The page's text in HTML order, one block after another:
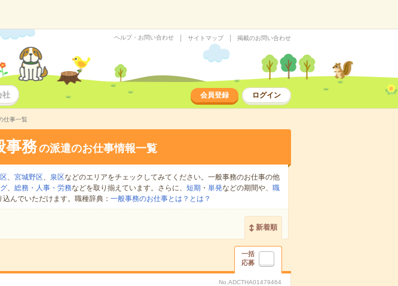
ヘルプ・お問い合わせ サイトマップ 掲載のお問い合わせ
社 会員登録 ログイン
仕事一覧
事務の派遣のお仕事情報一覧
、 宮城野区、 泉区などのエリアをチェックしてみてください。一般事務のお仕事の他
、 総務・人事・労務などを取り揃えています。さらに、 短期 ・ 単発などの期間や、 職
んでいただけます。職種辞典： 一般事務のお仕事とは？とは？
新着順
一括
応募
No.ADCTHA01479464